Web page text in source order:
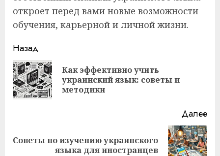
откроет перед вами новые возможности
обучения, карьерной и личной жизни.
Навигация
записи
Назад
Как эффективно учить
украинский язык: советы и
методики
Далее
Следующая
Советы по изучению украинского
языка для иностранцев